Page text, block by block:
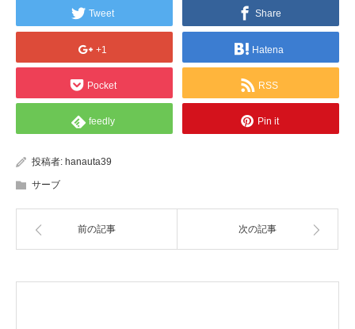
Tweet Share
+1 Hatena
Pocket RSS
feedly Pin it
投稿者: hanauta39
サーブ
前の記事 次の記事